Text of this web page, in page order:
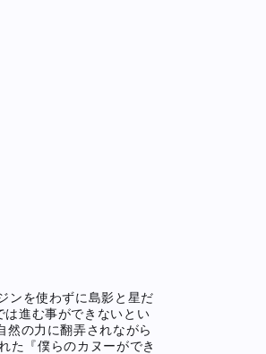
ンを使わずに島影と星だ
は進む事ができないとい
然の力に翻弄されながら
た『僕らのカヌーができ